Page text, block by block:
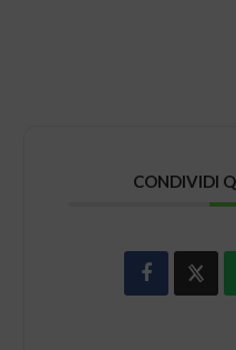
CONDIVIDI